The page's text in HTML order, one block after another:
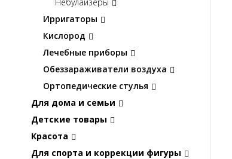
Ирригаторы
Кислород
Лечебные приборы
Обеззараживатели воздуха
Ортопедические стулья
Для дома и семьи
Детские товары
Красота
Для спорта и коррекции фигуры